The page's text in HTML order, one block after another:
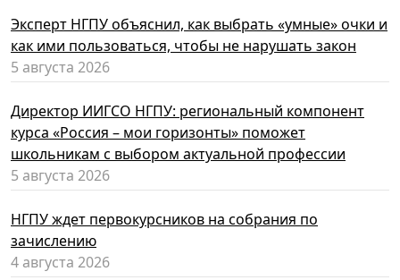
Эксперт НГПУ объяснил, как выбрать «умные» очки и
как ими пользоваться, чтобы не нарушать закон
5 августа 2026
Директор ИИГСО НГПУ: региональный компонент
курса «Россия – мои горизонты» поможет
школьникам с выбором актуальной профессии
5 августа 2026
НГПУ ждет первокурсников на собрания по
зачислению
4 августа 2026